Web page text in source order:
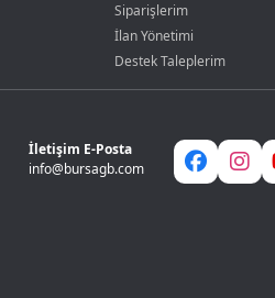
Siparişlerim
İlan Yönetimi
Destek Taleplerim
İletişim E-Posta
info@bursagb.com